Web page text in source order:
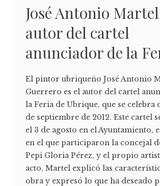
José Antonio
autor del cartel
anunciador de la
El pintor ubriqueño José Antonio
Guerrero es el autor del cartel
la Feria de Ubrique, que se celebra
de septiembre de 2012. Este cartel
el 3 de agosto en el Ayuntamiento,
en el que participaron la concejal
Pepi Gloria Pérez, y el propio
acto, Martel explicó las
obra y expresó lo que ha deseado